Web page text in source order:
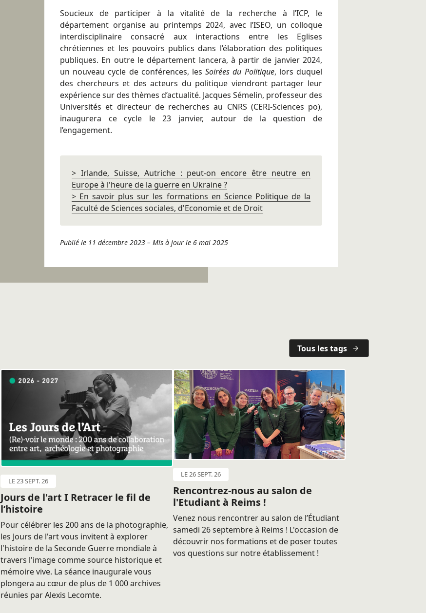
Soucieux de participer à la vitalité de la recherche à l’ICP, le
département organise au printemps 2024, avec l’ISEO, un colloque
interdisciplinaire consacré aux interactions entre les Eglises
chrétiennes et les pouvoirs publics dans l’élaboration des politiques
publiques. En outre le département lancera, à partir de janvier 2024,
un nouveau cycle de conférences, les Soirées du Politique, lors duquel
des chercheurs et des acteurs du politique viendront partager leur
expérience sur des thèmes d’actualité. Jacques Sémelin, professeur des
Universités et directeur de recherches au CNRS (CERI-Sciences po),
inaugurera ce cycle le 23 janvier, autour de la question de
l’engagement.
> Irlande, Suisse, Autriche : peut-on encore être neutre en
Europe à l'heure de la guerre en Ukraine ?
> En savoir plus sur les formations en Science Politique de la
Faculté de Sciences sociales, d'Economie et de Droit
Publié le 11 décembre 2023 – Mis à jour le 6 mai 2025
Tous les tags
LE 23 SEPT. 26
Jours de l'art I Retracer le fil de
l’histoire
Pour célébrer les 200 ans de la photographie,
les Jours de l'art vous invitent à explorer
l'histoire de la Seconde Guerre mondiale à
travers l'image comme source historique et
mémoire vive. La séance inaugurale vous
plongera au cœur de plus de 1 000 archives
réunies par Alexis Lecomte.
LE 26 SEPT. 26
Rencontrez-nous au salon de
l'Etudiant à Reims !
Venez nous rencontrer au salon de l’Étudiant
samedi 26 septembre à Reims ! L'occasion de
découvrir nos formations et de poser toutes
vos questions sur notre établissement !